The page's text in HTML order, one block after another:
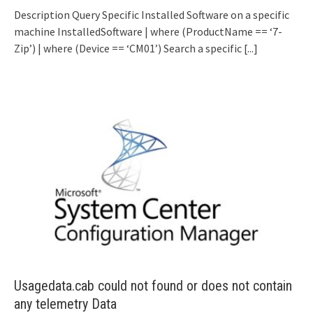
Description Query Specific Installed Software on a specific
machine InstalledSoftware | where (ProductName == ‘7-
Zip’) | where (Device == ‘CM01’) Search a specific [...]
Usagedata.cab could not found or does not contain
any telemetry Data